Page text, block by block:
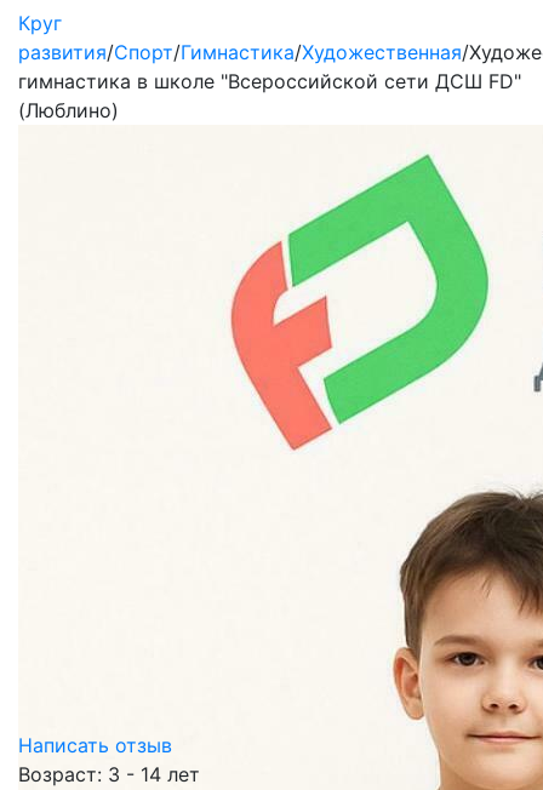
Круг
развития/Спорт/Гимнастика/Художественная/
гимнастика в школе "Всероссийской сети ДСШ FD"
(Люблино)
Написать отзыв
Возраст: 3 - 14 лет